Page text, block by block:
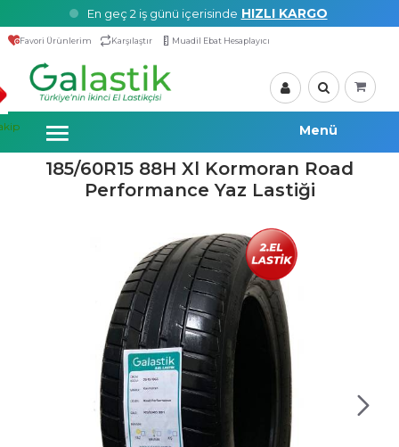
En geç 2 iş günü içerisinde HIZLI KARGO
Favori Ürünlerim Karşılaştır Muadil Ebat Hesaplayıcı
185/60R15 88H Xl Kormoran Road
Performance Yaz Lastiği